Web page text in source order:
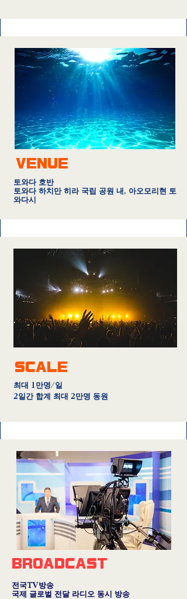
VENUE
토와다 호반
토와다 하치만 히라 국립 공원 내, 아오모리현 토
와다시
SCALE
최대 1만명/일
2일간 합계 최대 2만명 동원
BROADCAST
전국TV방송
국제 글로벌 전달 라디오 동시 방송